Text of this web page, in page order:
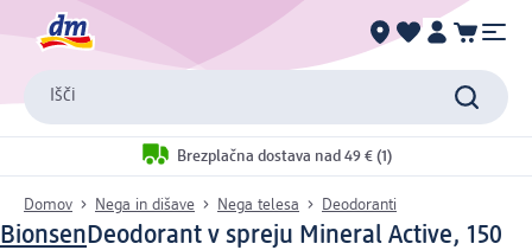
Išči
Brezplačna dostava nad 49 € (1)
Domov Nega in dišave Nega telesa Deodoranti
BionsenDeodorant v spreju Mineral Active, 150